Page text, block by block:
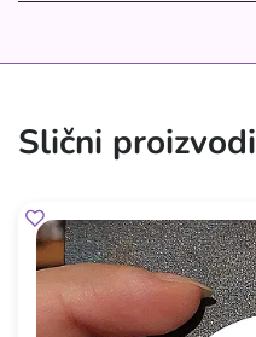
Slični proizvodi